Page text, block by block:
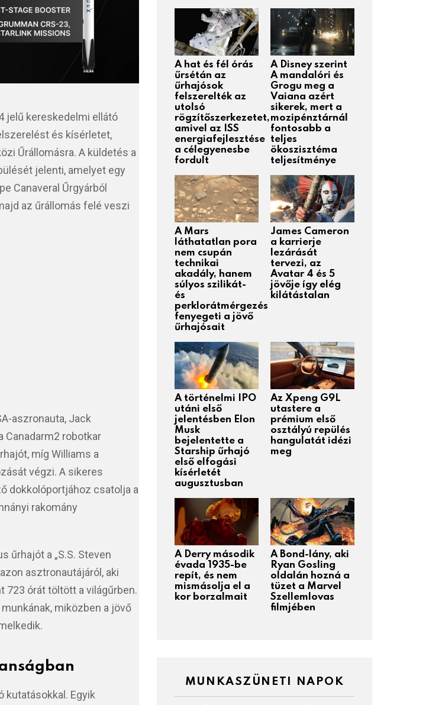
jelű kereskedelmi ellátó
és kísérletet,
Űrállomásra. A küldetés a
jelenti, amelyet egy
Canaveral Űrgyárból
az űrállomás felé veszi
aszronauta, Jack
Canadarm2 robotkar
míg Williams a
végzi. A sikeres
dokkolóportjához csatolja a
rakomány
űrhajót a „S.S. Steven
asztronautájáról, aki
órát töltött a világűrben.
miközben a jövő
kutatásokkal. Egyik
A hat és fél órás
űrsétán az
űrhajósok
felszerelték az
utolsó
rögzítőszerkezetet,
amivel az ISS
energiafejlesztése
a célegyenesbe
fordult
A Disney szerint
A mandalóri és
Grogu meg a
Vaiana azért
sikerek, mert a
mozipénztárnál
fontosabb a
teljes
ökoszisztéma
teljesítménye
A Mars
láthatatlan pora
nem csupán
technikai
akadály, hanem
súlyos szilikát-
és
perklorátmérgezés
fenyegeti a jövő
űrhajósait
James Cameron
a karrierje
lezárását
tervezi, az
Avatar 4 és 5
jövője így elég
kilátástalan
A történelmi IPO
utáni első
jelentésben Elon
Musk
bejelentette a
Starship űrhajó
első elfogási
kísérletét
augusztusban
Az Xpeng G9L
utastere a
prémium első
osztályú repülés
hangulatát idézi
meg
A Derry második
évada 1935-be
repít, és nem
mismásolja el a
kor borzalmait
A Bond-lány, aki
Ryan Gosling
oldalán hozná a
tüzet a Marvel
Szellemlovas
filmjében
MUNKASZÜNETI NAPOK